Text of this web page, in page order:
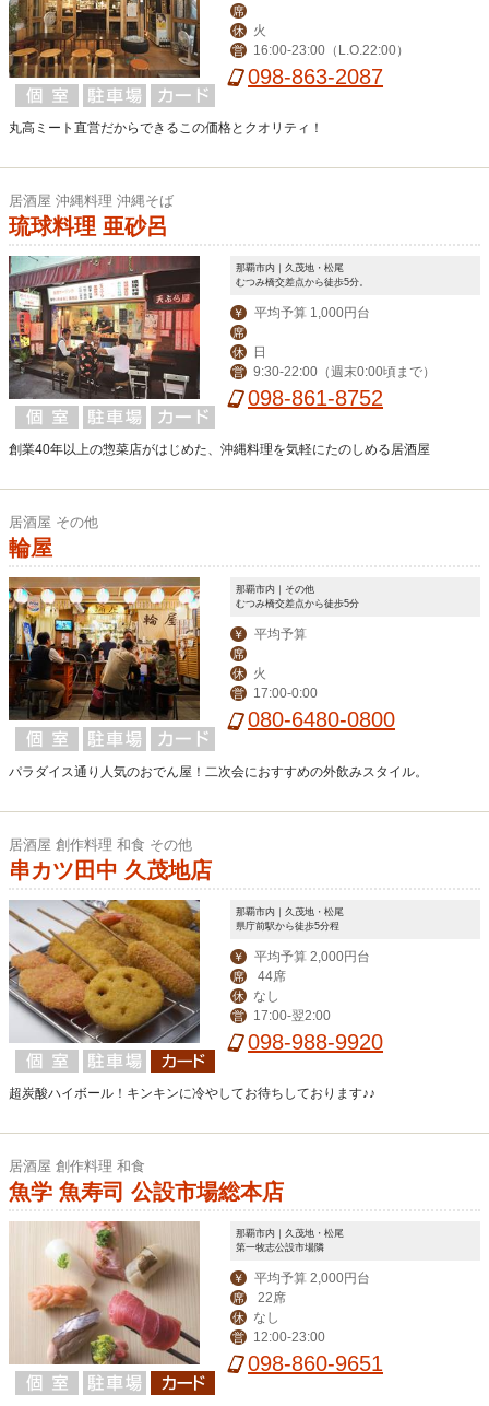
席
休
火
営 16:00-23:00（L.O.22:00）
098-863-2087
丸高ミート直営だからできるこの価格とクオリティ！
居酒屋 沖縄料理 沖縄そば
琉球料理 亜砂呂
那覇市内｜久茂地・松尾
むつみ橋交差点から徒歩5分。
￥ 平均予算 1,000円台
席
休
日
営 9:30-22:00（週末0:00頃まで）
098-861-8752
創業40年以上の惣菜店がはじめた、沖縄料理を気軽にたのしめる居酒屋
居酒屋 その他
輪屋
那覇市内｜その他
むつみ橋交差点から徒歩5分
￥ 平均予算
席
休
火
営 17:00-0:00
080-6480-0800
パラダイス通り人気のおでん屋！二次会におすすめの外飲みスタイル。
居酒屋 創作料理 和食 その他
串カツ田中 久茂地店
那覇市内｜久茂地・松尾
県庁前駅から徒歩5分程
￥ 平均予算 2,000円台
席 44席
休 なし
営 17:00-翌2:00
098-988-9920
超炭酸ハイボール！キンキンに冷やしてお待ちしております♪♪
居酒屋 創作料理 和食
魚学 魚寿司 公設市場総本店
那覇市内｜久茂地・松尾
第一牧志公設市場隣
￥ 平均予算 2,000円台
席 22席
休 なし
営 12:00-23:00
098-860-9651